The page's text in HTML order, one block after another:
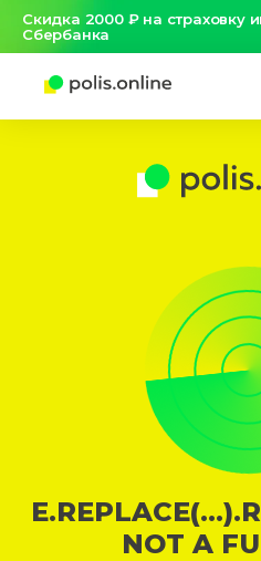
Скидка 2000 ₽ на страховку
Сбербанка
NOT A